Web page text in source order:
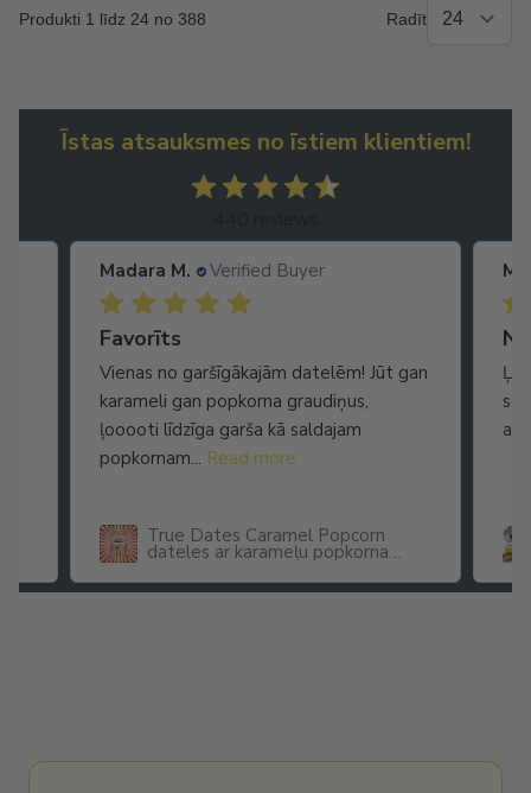
Produkti 1 līdz 24 no 388 Radīt
Īstas atsauksmes no īstiem klientiem!
Madara M. Verified Buyer
Favorīts
Vienas no garšīgākajām datelēm! Jūt gan
karameli gan popkorna graudiņus,
ļooooti līdzīga garša kā saldajam
popkornam... Read more
True Dates Caramel Popcorn
dateles ar karameļu popkorna
arī